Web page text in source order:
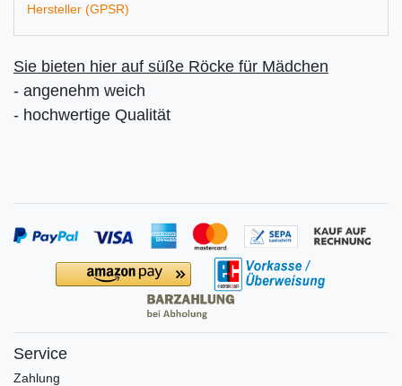
Hersteller (GPSR)
Sie bieten hier auf süße Röcke für Mädchen
- angenehm weich
- hochwertige Qualität
Service
Zahlung